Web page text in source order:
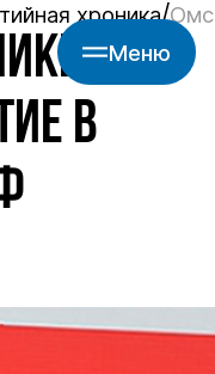
Меню
хроника
В